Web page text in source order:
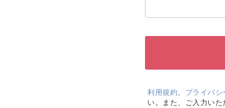
利用規約 プライバシ
い。また、ご入力いた